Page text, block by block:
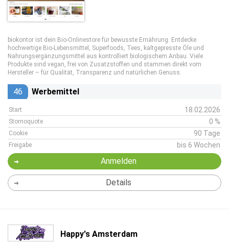
biokontor ist dein Bio-Onlinestore für bewusste Ernährung. Entdecke
hochwertige Bio-Lebensmittel, Superfoods, Tees, kaltgepresste Öle und
Nahrungsergänzungsmittel aus kontrolliert biologischem Anbau. Viele
Produkte sind vegan, frei von Zusatzstoffen und stammen direkt vom
Hersteller – für Qualität, Transparenz und natürlichen Genuss.
46 Werbemittel
Start 18.02.2026
Stornoquote 0 %
Cookie 90 Tage
Freigabe bis 6 Wochen
Anmelden
Details
Happy's Amsterdam